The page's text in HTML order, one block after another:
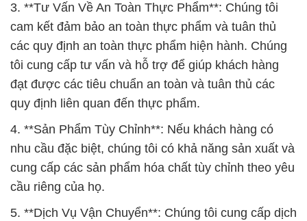
3. **Tư Vấn Về An Toàn Thực Phẩm**: Chúng tôi
cam kết đảm bảo an toàn thực phẩm và tuân thủ
các quy định an toàn thực phẩm hiện hành. Chúng
tôi cung cấp tư vấn và hỗ trợ để giúp khách hàng
đạt được các tiêu chuẩn an toàn và tuân thủ các
quy định liên quan đến thực phẩm.
4. **Sản Phẩm Tùy Chỉnh**: Nếu khách hàng có
nhu cầu đặc biệt, chúng tôi có khả năng sản xuất và
cung cấp các sản phẩm hóa chất tùy chỉnh theo yêu
cầu riêng của họ.
5. **Dịch Vụ Vận Chuyển**: Chúng tôi cung cấp dịch